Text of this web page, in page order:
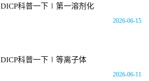
DICP科普一下∣第一溶剂化
2026-06-15
DICP科普一下∣等离子体
2026-06-11